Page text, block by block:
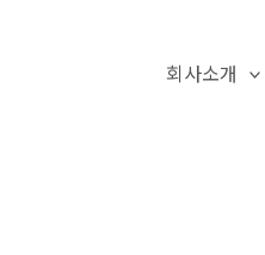
회사소개